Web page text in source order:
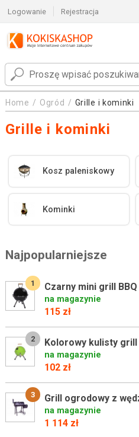
Logowanie Rejestracja
Home Ogród Grille i kominki
Grille i kominki
Kosz paleniskowy
Kominki
Najpopularniejsze
1
na magazynie
115 zł
2 Kolorowy kulisty
na magazynie
102 zł
3 Grill ogrodowy z
na magazynie
1 114 zł